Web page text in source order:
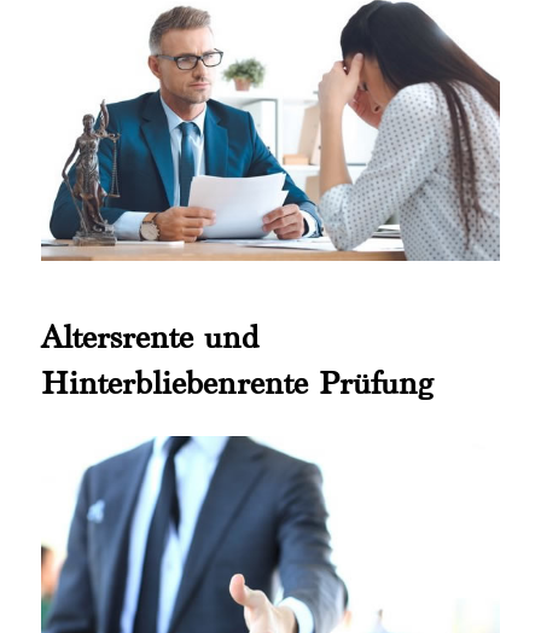
Altersrente und
Hinterbliebenrente Prüfung